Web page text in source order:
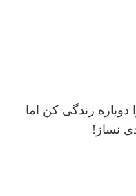
دوباره زندگی کن اما
نساز!